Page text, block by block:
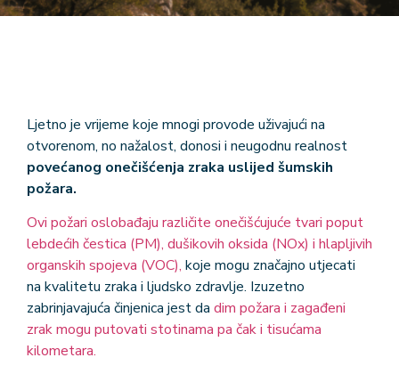
Ljetno je vrijeme koje mnogi provode uživajući na
otvorenom, no nažalost, donosi i neugodnu realnost
povećanog onečišćenja zraka uslijed šumskih
požara.
Ovi požari oslobađaju različite onečišćujuće tvari poput
lebdećih čestica (PM), dušikovih oksida (NOx) i hlapljivih
organskih spojeva (VOC), koje mogu značajno utjecati
na kvalitetu zraka i ljudsko zdravlje. Izuzetno
zabrinjavajuća činjenica jest da dim požara i zagađeni
zrak mogu putovati stotinama pa čak i tisućama
kilometara.